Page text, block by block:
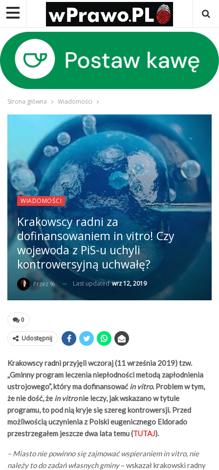
Strona główna Wiadomości
WIADOMOŚCI
Krakowscy radni za
dofinansowaniem in vitro! Czy
wojewoda z PiS-u uchyli
kontrowersyjną uchwałę?
Przez % Last updatedwrz 12, 2019
0
Udostępnij
Krakowscy radni przyjęli wczoraj (11 września 2019) tzw.
„Gminny program leczenia niepłodności metodą zapłodnienia
ustrojowego”, który ma dofinansowaćin vitro. Problem w tym,
że nie dość, że in vitronie leczy, jak wskazano w tytule
programu, to pod nią kryje się szereg kontrowersji. Przed
możliwością uczynienia z Polski eugenicznego Eldorado
przestrzegałem jeszcze dwa lata temu (TUTAJ).
– Miasto nie powinno się zajmować wspieraniem in vitro, nie
należy to do zadań własnych gminy– wskazał krakowski radny